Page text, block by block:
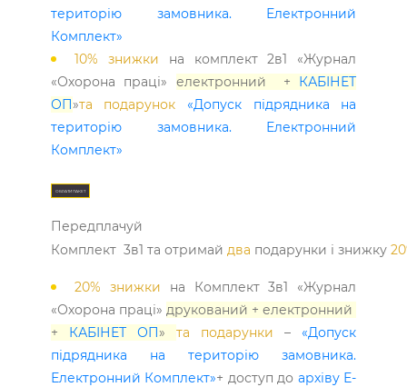
територію замовника. Електронний
Комплект»
10% знижки на комплект 2в1 «Журнал
«Охорона праці» електронний + КАБІНЕТ
ОП»та подарунок «Допуск підрядника на
територію замовника. Електронний
Комплект»
ОБРАТИ ПАКЕТ
Передплачуй
Комплект 3в1 та отримай два подарунки і знижку
20% знижки на Комплект 3в1 «Журнал
«Охорона праці» друкований + електронний
+ КАБІНЕТ ОП» та подарунки – «Допуск
підрядника на територію замовника.
Електронний Комплект»+ доступ до архіву Е-